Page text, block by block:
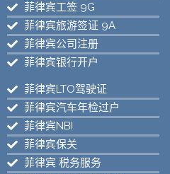
菲律宾工签 9G
菲律宾旅游签证 9A
菲律宾公司注册
菲律宾银行开户
菲律宾LTO驾驶证
菲律宾汽车年检过户
菲律宾NBI
菲律宾保关
菲律宾 税务服务